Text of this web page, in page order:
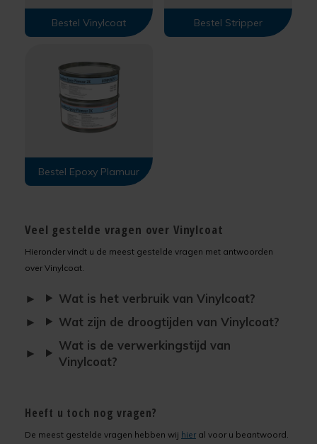
Bestel Vinylcoat Bestel Stripper
Bestel Epoxy Plamuur
Veel gestelde vragen over Vinylcoat
Hieronder vindt u de meest gestelde vragen met antwoorden
over Vinylcoat.
Wat is het verbruik van Vinylcoat?
Wat zijn de droogtijden van Vinylcoat?
Wat is de verwerkingstijd van
Vinylcoat?
Heeft u toch nog vragen?
De meest gestelde vragen hebben wij hier al voor u beantwoord.